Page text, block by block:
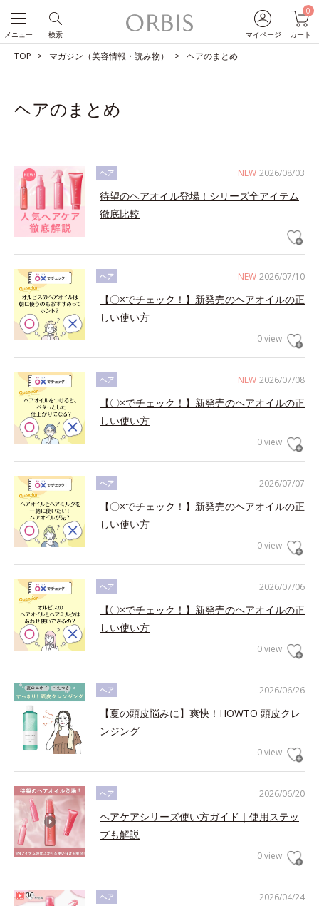
マイページ
0
カート
検索
メニュー
TOP マガジン（美容情報・読み物） ヘアのまとめ
ヘアのまとめ
NEW 2026/08/03
ヘア
待望のヘアオイル登場！シリーズ全アイテム
徹底比較
NEW 2026/07/10
ヘア
【〇×でチェック！】新発売のヘアオイルの正
しい使い方
0 view
NEW 2026/07/08
ヘア
【〇×でチェック！】新発売のヘアオイルの正
しい使い方
0 view
2026/07/07
ヘア
【〇×でチェック！】新発売のヘアオイルの正
しい使い方
0 view
2026/07/06
ヘア
【〇×でチェック！】新発売のヘアオイルの正
しい使い方
0 view
2026/06/26
ヘア
【夏の頭皮悩みに】爽快！HOWTO 頭皮クレ
ンジング
0 view
2026/06/20
ヘア
ヘアケアシリーズ使い方ガイド｜使用ステッ
プも解説
0 view
2026/04/24
ヘア